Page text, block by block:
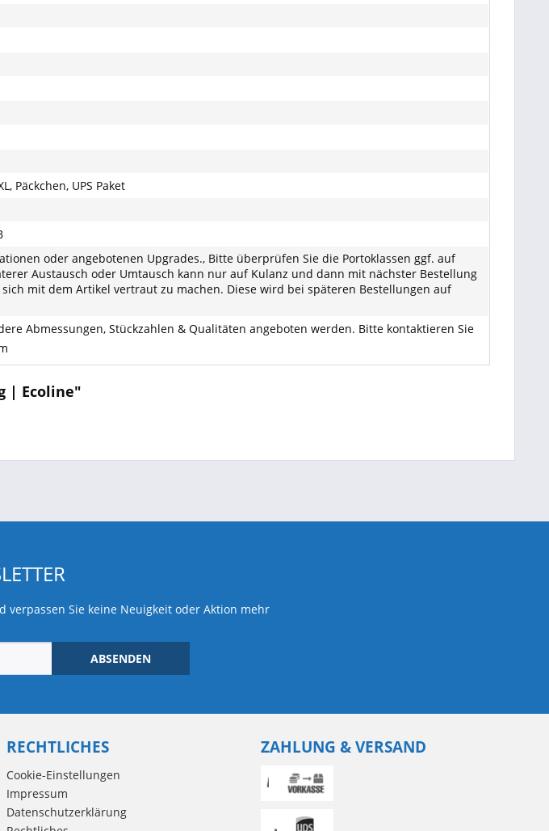
Päckchen, UPS Paket
oder angebotenen Upgrades., Bitte überprüfen Sie die Portoklassen ggf. auf
Austausch oder Umtausch kann nur auf Kulanz und dann mit nächster Bestellung
mit dem Artikel vertraut zu machen. Diese wird bei späteren Bestellungen auf
Abmessungen, Stückzahlen & Qualitäten angeboten werden. Bitte kontaktieren Sie
| Ecoline"
Sie keine Neuigkeit oder Aktion mehr
ABSENDEN
RECHTLICHES
Cookie-Einstellungen
Impressum
Datenschutzerklärung
ZAHLUNG & VERSAND